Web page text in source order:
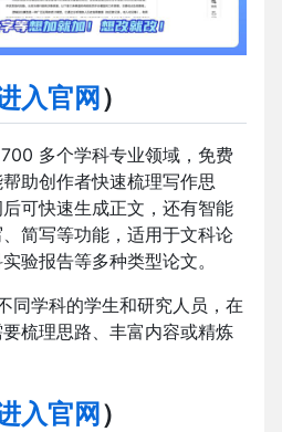
入官网 ）
700 多个学科专业领域，免费
助创作者快速梳理写作思
可快速生成正文，还有智能
简写等功能，适用于文科论
验报告等多种类型论文。
同学科的学生和研究人员，在
梳理思路、丰富内容或精炼
入官网 ）